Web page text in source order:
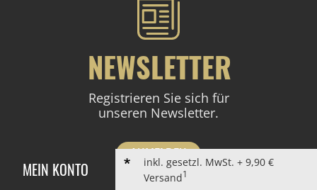
NEWSLETTER
Registrieren Sie sich für
unseren Newsletter.
ANMELDEN
MEIN KONTO
inkl. gesetzl. MwSt. + 9,90 €
Versand1